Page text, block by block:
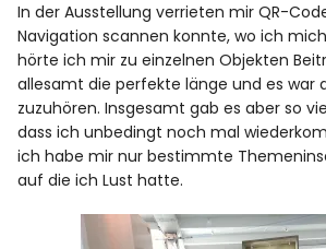
In der Ausstellung verrieten mir QR-
Navigation scannen konnte, wo ich
hörte ich mir zu einzelnen Objekten
allesamt die perfekte länge und es war
zuzuhören. Insgesamt gab es aber so
dass ich unbedingt noch mal
ich habe mir nur bestimmte
auf die ich Lust hatte.